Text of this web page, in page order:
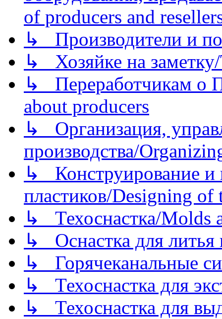
of producers and
↳ Производители и
↳ Хозяйке на
↳ Переработчикам о
about producers
↳ Организация,
производства/
↳ Конструирование и
пластиков/Designing of
↳ Техоснастка/Molds
↳ Оснастка для литья
↳ Горячеканальные
↳ Техоснастка для
↳ Техоснастка для